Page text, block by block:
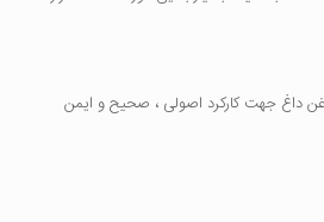
داغ جهت کارکرد اصولی ، صحیح و ایمن